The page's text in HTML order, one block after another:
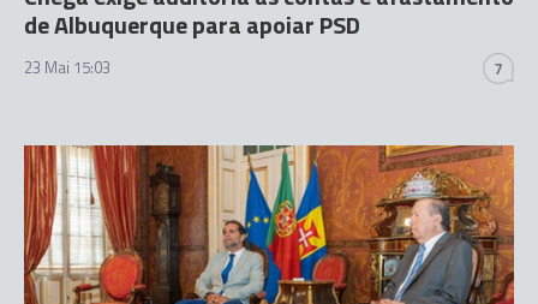
de Albuquerque para apoiar PSD
23 Mai 15:03 7